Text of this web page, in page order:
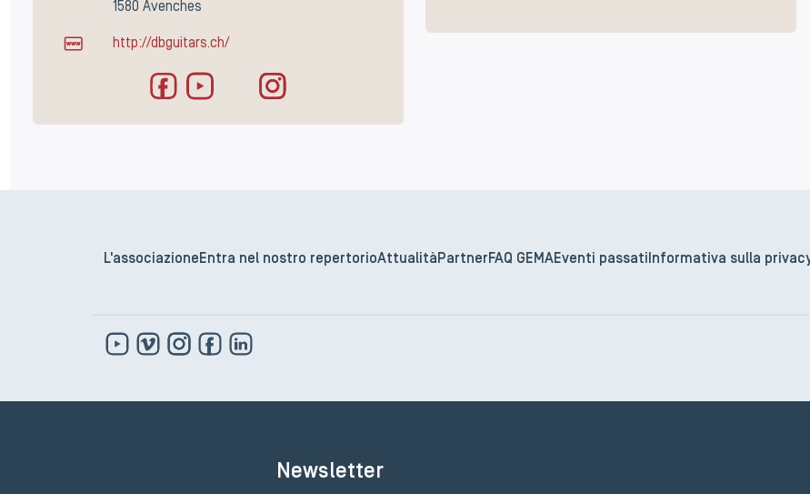
1580 Avenches
http://dbguitars.ch/
L'associazione Entra nel nostro repertorioAttualità Partner FAQ GEMAEventi passati Informativa sulla
Newsletter